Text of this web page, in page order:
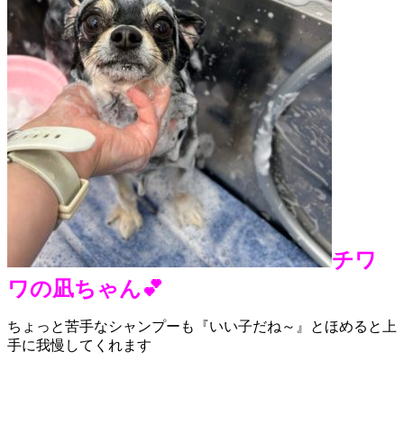
チワ
ワの凪ちゃん💕
ちょっと苦手なシャンプーも『いい子だね～』とほめると上
手に我慢してくれます